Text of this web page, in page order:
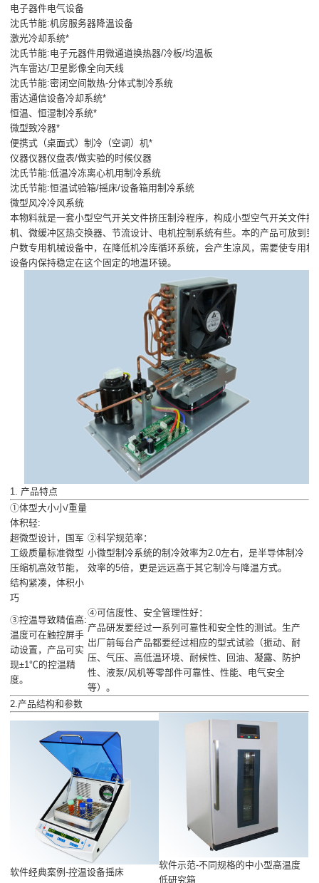
电子器件电气设备
沈氏节能:机房服务器降温设备
激光冷却系统*
沈氏节能:电子元器件用微通道换热器/冷板/均温板
汽车雷达/卫星影像全向天线
沈氏节能:密闭空间散热-分体式制冷系统
雷达通信设备冷却系统*
恒温、恒湿制冷系统*
微型致冷器*
便携式（桌面式）制冷（空调）机*
仪器仪器仪盘表/做实验的时候仪器
沈氏节能:低温冷冻离心机用制冷系统
沈氏节能:恒温试验箱/摇床/设备箱用制冷系统
微型风冷冷风系统
本物料就是一套小型空气开关文件挤压制泠程序，构成小型空气开关文件挤
机、微缓冲区热交换器、节流设计、电机控制系统有些。本的产品可放到到
户数专用机械设备中，在降低机冷库循环系统，会产生凉风，需要使专用机
设备内保持稳定在这个固定的地温环镜。
1. 产品特点
①体型大小小/重量
体积轻:
超微型设计，国军
工级质量标准微型
压缩机高效节能，
结构紧凑，体积小
巧
②科学规范率：
小微型制冷系统的制冷效率为2.0左右，是半导体制冷
效率的5倍，更是远远高于其它制冷与降温方式。
③控温导致精值高:
温度可在触控屏手
动设置，产品可实
现±1℃的控温精
度。
④可信度性、安全管理性好：
产品研发要经过一系列可靠性和安全性的测试。生产
出厂前每台产品都要经过相应的型式试验（振动、耐
压、气压、高低温环境、耐候性、回油、凝露、防护
性、液泵/风机等零部件可靠性、性能、电气安全
等）。
2.产品结构和参数
软件经典案例-控温设备摇床
软件示范-不同规格的中小型高温度
低研究箱